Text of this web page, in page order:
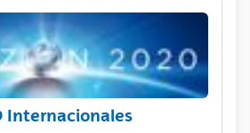
Internacionales